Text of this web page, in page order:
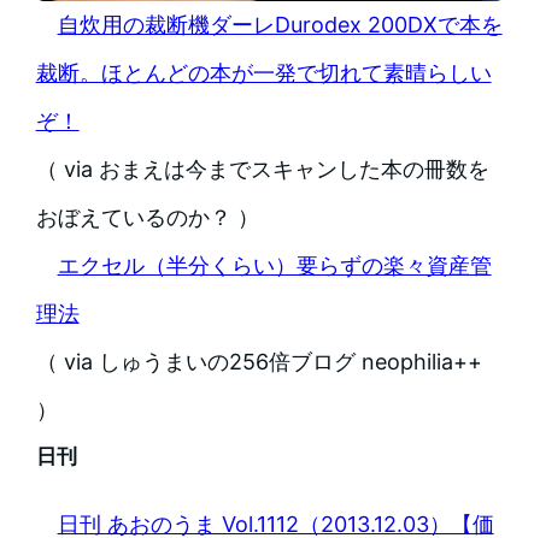
自炊用の裁断機ダーレDurodex 200DXで本を
裁断。ほとんどの本が一発で切れて素晴らしい
ぞ！
（ via おまえは今までスキャンした本の冊数を
おぼえているのか？ ）
エクセル（半分くらい）要らずの楽々資産管
理法
（ via しゅうまいの256倍ブログ neophilia++
）
日刊
日刊 あおのうま Vol.1112（2013.12.03）【価